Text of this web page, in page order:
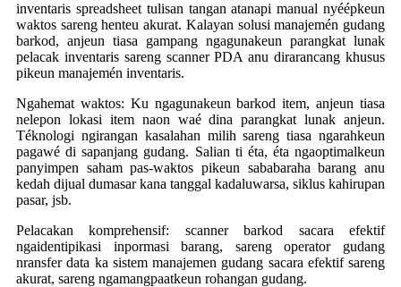
inventaris spreadsheet tulisan tangan atanapi manual nyéépkeun
waktos sareng henteu akurat. Kalayan solusi manajemén gudang
barkod, anjeun tiasa gampang ngagunakeun parangkat lunak
pelacak inventaris sareng scanner PDA anu dirarancang khusus
pikeun manajemén inventaris.
Ngahemat waktos: Ku ngagunakeun barkod item, anjeun tiasa
nelepon lokasi item naon waé dina parangkat lunak anjeun.
Téknologi ngirangan kasalahan milih sareng tiasa ngarahkeun
pagawé di sapanjang gudang. Salian ti éta, éta ngaoptimalkeun
panyimpen saham pas-waktos pikeun sababaraha barang anu
kedah dijual dumasar kana tanggal kadaluwarsa, siklus kahirupan
pasar, jsb.
Pelacakan komprehensif: scanner barkod sacara efektif
ngaidentipikasi inpormasi barang, sareng operator gudang
nransfer data ka sistem manajemen gudang sacara efektif sareng
akurat, sareng ngamangpaatkeun rohangan gudang.